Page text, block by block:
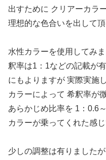
出すために クリアーカラ
理想的な色合いを出して
水性カラーを使用してみ
釈率は1：1などの記載が
にもよりますが 実際実施
カラーによって 希釈率が
あらかじめ比率を 1：0.6
カラーが乗ってくれた感じ
少しの調整は有りました